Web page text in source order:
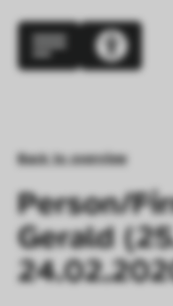
Back to overview
Person/
Gerald